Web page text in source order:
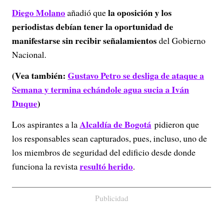
Diego Molanoañadió quela oposición y los
periodistas debían tener la oportunidad de
manifestarse sin recibir señalamientosdel Gobierno
Nacional.
(Vea también:Gustavo Petro se desliga de ataque a
Semana y termina echándole agua sucia a Iván
Duque)
Los aspirantes a laAlcaldía de Bogotá pidieron que
los responsables sean capturados, pues, incluso, uno de
los miembros de seguridad del edificio desde donde
funciona la revistaresultó herido.
Publicidad